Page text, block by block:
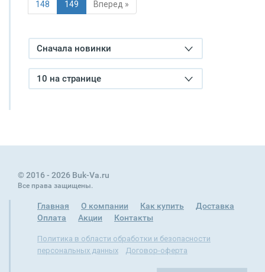
148 149 Вперед »
Сначала новинки
10 на странице
© 2016 - 2026 Buk-Va.ru
Все права защищены.
Главная О компании Как купить
Доставка
Оплата
Акции Контакты
Политика в области обработки и безопасности
персональных данных
Договор-оферта